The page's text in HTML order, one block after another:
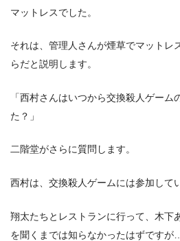
マットレスでした。
それは、管理人さんが煙草でマットレ
らだと説明します。
「西村さんはいつから交換殺人ゲーム
た？」
二階堂がさらに質問します。
西村は、交換殺人ゲームには参加して
翔太たちとレストランに行って、木下
を聞くまでは知らなかったはずですが…